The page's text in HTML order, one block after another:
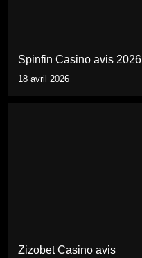
Spinfin Casino avis 2026
18 avril 2026
Zizobet Casino avis